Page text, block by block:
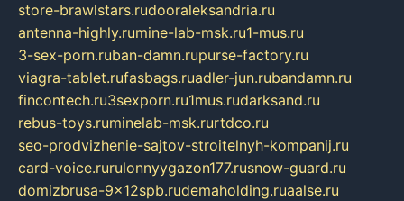
store-brawlstars.rudooraleksandria.ru
antenna-highly.rumine-lab-msk.ru1-mus.ru
3-sex-porn.ruban-damn.rupurse-factory.ru
viagra-tablet.rufasbags.ruadler-jun.rubandamn.ru
fincontech.ru3sexporn.ru1mus.rudarksand.ru
rebus-toys.ruminelab-msk.rurtdco.ru
seo-prodvizhenie-sajtov-stroitelnyh-kompanij.ru
card-voice.rurulonnyygazon177.rusnow-guard.ru
domizbrusa-9x12spb.rudemaholding.ruaalse.ru